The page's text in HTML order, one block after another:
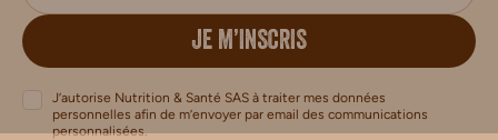
JE M’INSCRIS
J’autorise Nutrition & Santé SAS à traiter mes données
personnelles afin de m’envoyer par email des communications
personnalisées.